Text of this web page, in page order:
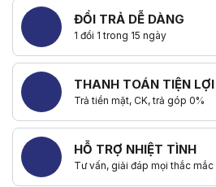
ĐỔI TRẢ DỄ DÀNG
1 đổi 1 trong 15 ngày
THANH TOÁN TIỆN LỢI
Trả tiền mặt, CK, trả góp 0%
HỖ TRỢ NHIỆT TÌNH
Tư vấn, giải đáp mọi thắc mắc